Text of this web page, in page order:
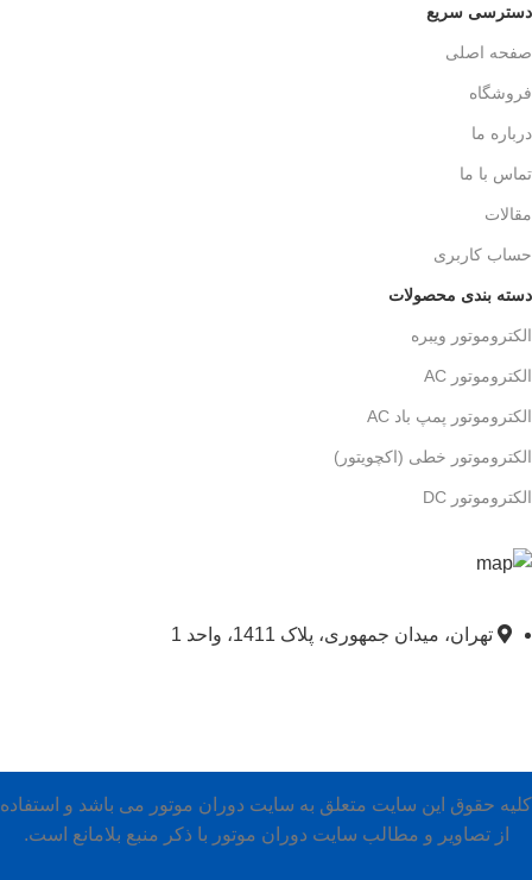
دسترسی سریع
صفحه اصلی
فروشگاه
درباره ما
تماس با ما
مقالات
حساب کاربری
دسته بندی محصولات
الکتروموتور ویبره
الکتروموتور AC
الکتروموتور پمپ باد AC
الکتروموتور خطی (اکچویتور)
الکتروموتور DC
تهران، میدان جمهوری، پلاک 1411، واحد 1
کلیه حقوق این سایت متعلق به سایت دوران موتور می باشد و استفاده
از تصاویر و مطالب سایت دوران موتور با ذکر منبع بلامانع است.